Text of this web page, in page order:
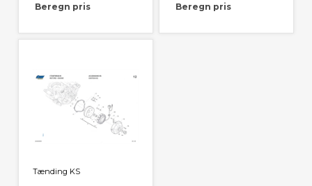
Beregn pris Beregn pris
Tænding KS